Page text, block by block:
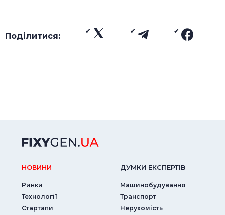
Поділитися:
НОВИНИ
Ринки
Технології
Стартапи
ДУМКИ ЕКСПЕРТIВ
Машинобудування
Транспорт
Нерухомість